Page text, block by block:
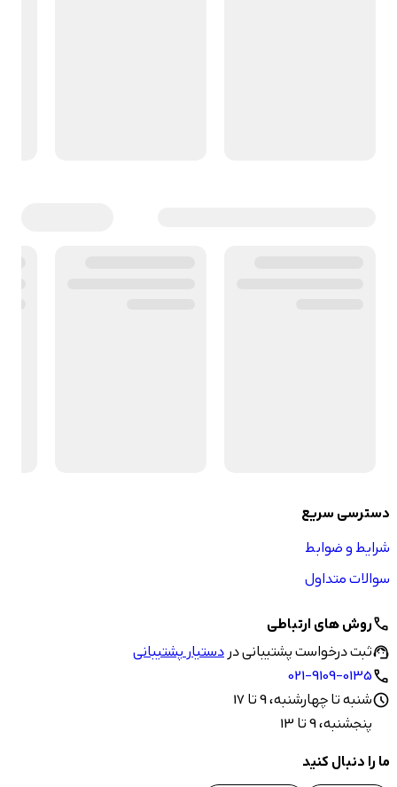
دسترسی سریع
شرایط و ضوابط
سوالات متداول
callروش های ارتباطی
support_agentثبت درخواست پشتیبانی دردستیار پشتیبانی
call
021-9109-0135
scheduleشنبه تا چهارشنبه، 9 تا 17
پنجشنبه، 9 تا 13
ما را دنبال کنید